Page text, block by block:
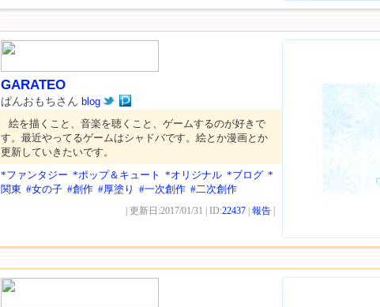
GARATEO
ぱんおもちさん blog
絵を描くこと、音楽を聴くこと、ゲームするのが好きで
す。最近やってるゲームはシャドバです。絵とか漫画とか
更新していきたいです。
*ファンタジー *ポップ＆キュート *オリジナル *ブログ *
関東 #女の子 #創作 #厚塗り #一次創作 #二次創作
| 更新日:2017/01/31 | ID:22437 報告